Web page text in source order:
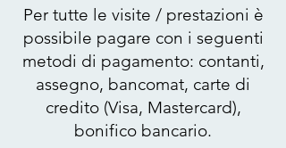
Per tutte le visite / prestazioni è
possibile pagare con i seguenti
metodi di pagamento: contanti,
assegno, bancomat, carte di
credito (Visa, Mastercard),
bonifico bancario.